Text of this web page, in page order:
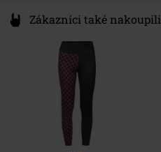
Zákazníci také nakoupili